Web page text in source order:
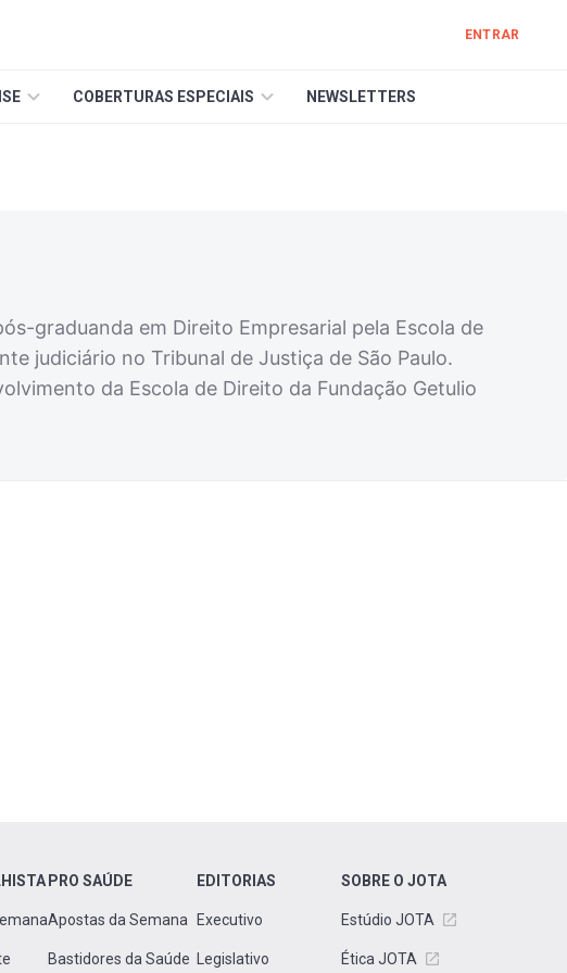
ENTRAR
COBERTURAS ESPECIAIS NEWSLETTERS
graduanda em Direito Empresarial pela Escola de
judiciário no Tribunal de Justiça de São Paulo.
da Escola de Direito da Fundação Getulio
PRO SAÚDE
Apostas da Semana
Bastidores da Saúde
EDITORIAS
Executivo
Legislativo
SOBRE O JOTA
Estúdio JOTA
Ética JOTA